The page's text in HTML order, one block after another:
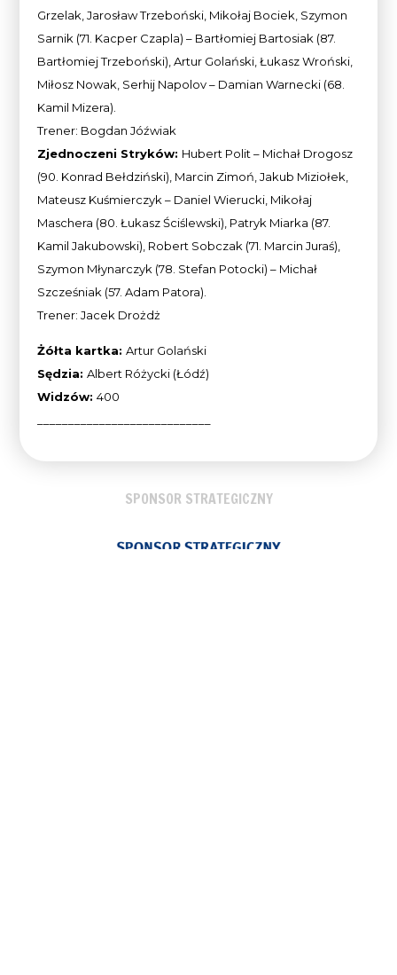
Grzelak, Jarosław Trzeboński, Mikołaj Bociek, Szymon
Sarnik (71. Kacper Czapla) – Bartłomiej Bartosiak (87.
Bartłomiej Trzeboński), Artur Golański, Łukasz Wroński,
Miłosz Nowak, Serhij Napolov – Damian Warnecki (68.
Kamil Mizera).
Trener: Bogdan Jóźwiak
Zjednoczeni Stryków: Hubert Polit – Michał Drogosz
(90. Konrad Bełdziński), Marcin Zimoń, Jakub Miziołek,
Mateusz Kuśmierczyk – Daniel Wierucki, Mikołaj
Maschera (80. Łukasz Ściślewski), Patryk Miarka (87.
Kamil Jakubowski), Robert Sobczak (71. Marcin Juraś),
Szymon Młynarczyk (78. Stefan Potocki) – Michał
Szcześniak (57. Adam Patora).
Trener: Jacek Drożdż
Żółta kartka:Artur Golański
Sędzia:Albert Różycki (Łódź)
Widzów:400
SPONSOR STRATEGICZNY